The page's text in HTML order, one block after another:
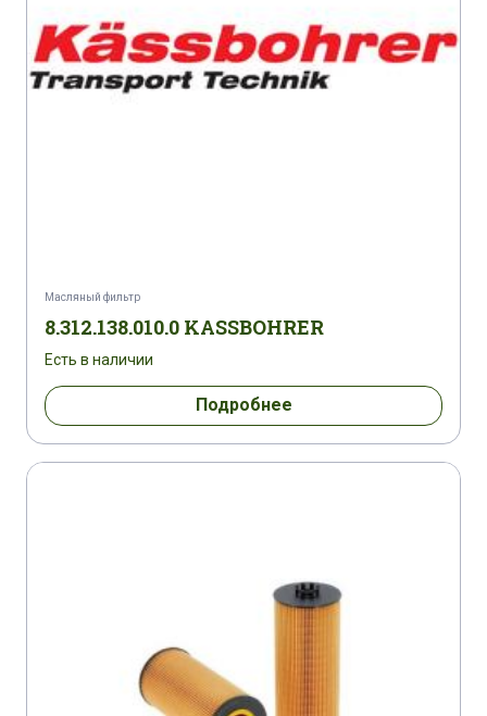
SEAT CORDOBA II 1,9 TDI SEAT IBIZA II 1,9 TDI
SEAT LEON I 1,9 SDI
SEAT LEON I 1,9 TDI CUPRA 4
SEAT LEON I 1,9 TDI/SYNCRO
SKODA OCTAVIA 1,9 TDI
Масляный фильтр
8.312.138.010.0 KASSBOHRER
Есть в наличии
Подробнее